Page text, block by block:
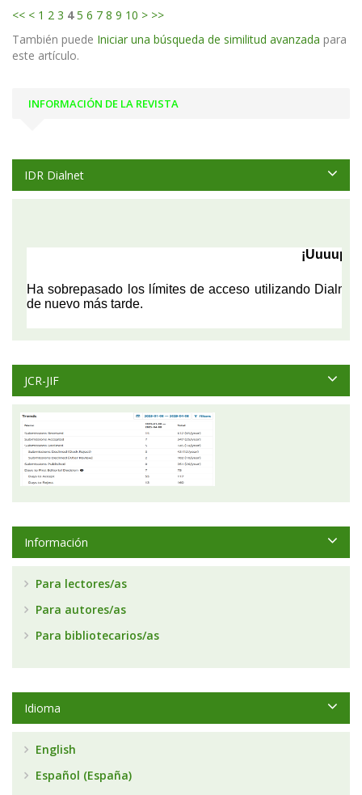
<< < 1 2 3 4 5 6 7 8 9 10 > >>
También puede Iniciar una búsqueda de similitud avanzada para
este artículo.
INFORMACIÓN DE LA REVISTA
IDR Dialnet
JCR-JIF
Información
Para lectores/as
Para autores/as
Para bibliotecarios/as
Idioma
English
Español (España)